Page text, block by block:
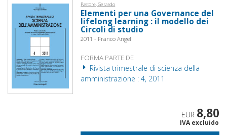
Pastore, Gerardo
Elementi per una Governance del
lifelong learning : il modello dei
Circoli di studio
2011 - Franco Angeli
FORMA PARTE DE
Rivista trimestrale di scienza della
amministrazione : 4, 2011
EUR 8,80
IVA excluido